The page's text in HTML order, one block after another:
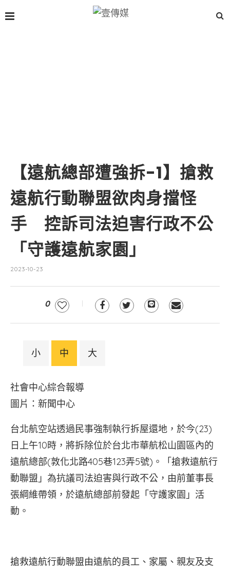
【遠航總部遭強拆-1】搶救
遠航行動聯盟欲肉身擋怪
手 控訴司法迫害行政不公
「守護遠航家園」
2023-10-23
0
小 中 大
社會中心綜合報導
圖片：新聞中心
台北航空站透過民事強制執行拆屋還地，於今(23)
日上午10時，將拆除位於台北市華航松山園區內的
遠航總部(敦化北路405巷123弄5號)。「搶救遠航行
動聯盟」為抗議司法迫害與行政不公，由前董事長
張綱維帶領，於遠航總部前發起「守護家園」活
動。
搶救遠航行動聯盟由遠航的員工、家屬、親友及支